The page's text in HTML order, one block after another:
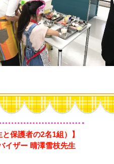
保護者の2名1組）】
ザー 晴澤雪枝先生